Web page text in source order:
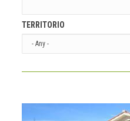
TERRITORIO